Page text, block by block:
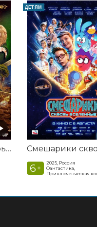
Последний богатырь. Колобок
ДЕТЯМ
6 +
2025, Россия
Фантастика,
Приключенческая